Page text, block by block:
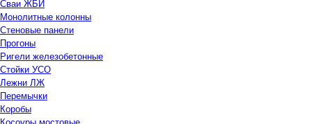
Сваи ЖБИ
Монолитные колонны
Стеновые панели
Прогоны
Ригели железобетонные
Стойки УСО
Лежни ЛЖ
Перемычки
Коробы
Косоуры мостовые